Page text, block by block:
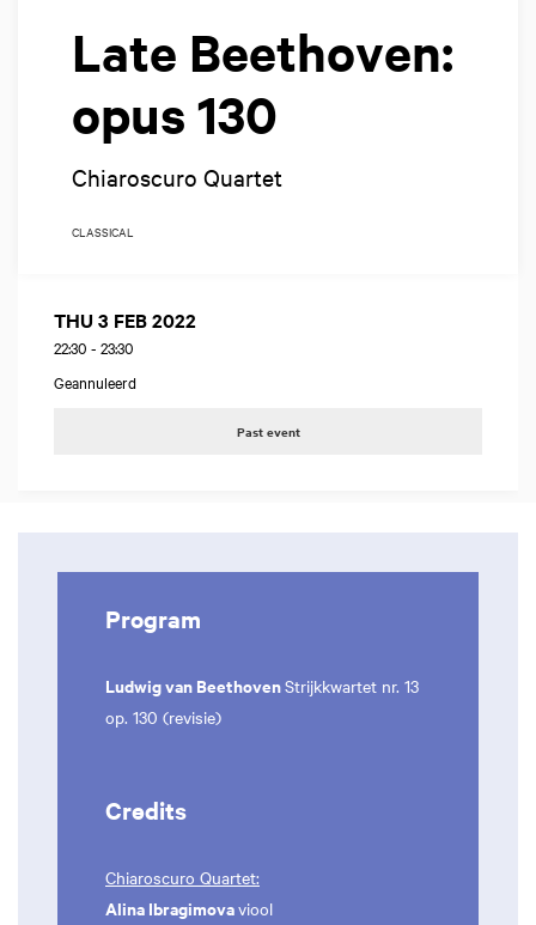
Late Beethoven:
opus 130
Chiaroscuro Quartet
CLASSICAL
THU 3 FEB 2022
22:30 - 23:30
Geannuleerd
Past event
Program
Ludwig van BeethovenStrijkkwartet nr. 13
op. 130 (revisie)
Credits
Chiaroscuro Quartet:
Alina Ibragimovaviool